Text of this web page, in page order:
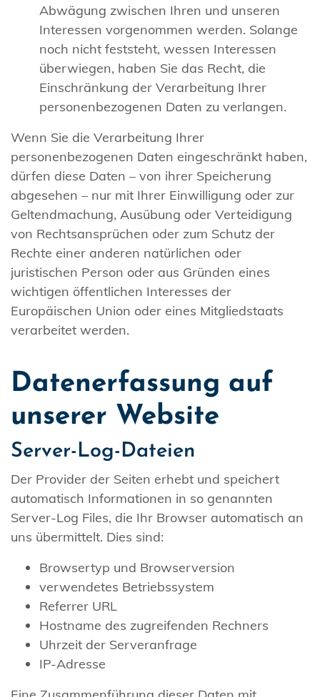
Abwägung zwischen Ihren und unseren
Interessen vorgenommen werden. Solange
noch nicht feststeht, wessen Interessen
überwiegen, haben Sie das Recht, die
Einschränkung der Verarbeitung Ihrer
personenbezogenen Daten zu verlangen.
Wenn Sie die Verarbeitung Ihrer
personenbezogenen Daten eingeschränkt haben,
dürfen diese Daten – von ihrer Speicherung
abgesehen – nur mit Ihrer Einwilligung oder zur
Geltendmachung, Ausübung oder Verteidigung
von Rechtsansprüchen oder zum Schutz der
Rechte einer anderen natürlichen oder
juristischen Person oder aus Gründen eines
wichtigen öffentlichen Interesses der
Europäischen Union oder eines Mitgliedstaats
verarbeitet werden.
Datenerfassung auf
unserer Website
Server-Log-Dateien
Der Provider der Seiten erhebt und speichert
automatisch Informationen in so genannten
Server-Log Files, die Ihr Browser automatisch an
uns übermittelt. Dies sind:
Browsertyp und Browserversion
verwendetes Betriebssystem
Referrer URL
Hostname des zugreifenden Rechners
Uhrzeit der Serveranfrage
IP-Adresse